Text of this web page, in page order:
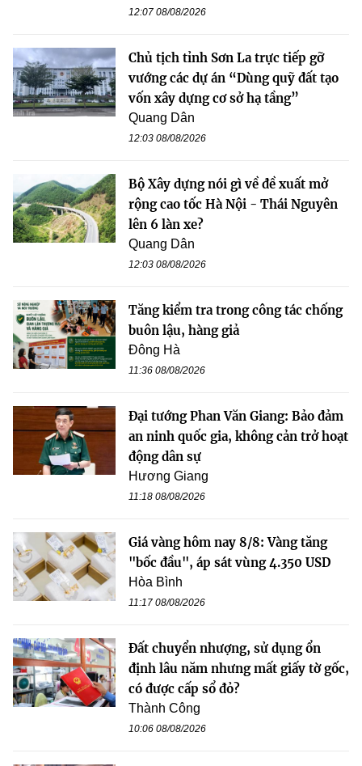
12:07 08/08/2026
Chủ tịch tỉnh Sơn La trực tiếp gỡ
vướng các dự án “Dùng quỹ đất tạo
vốn xây dựng cơ sở hạ tầng”
Quang Dân
12:03 08/08/2026
Bộ Xây dựng nói gì về đề xuất mở
rộng cao tốc Hà Nội - Thái Nguyên
lên 6 làn xe?
Quang Dân
12:03 08/08/2026
Tăng kiểm tra trong công tác chống
buôn lậu, hàng giả
Đông Hà
11:36 08/08/2026
Đại tướng Phan Văn Giang: Bảo đảm
an ninh quốc gia, không cản trở hoạt
động dân sự
Hương Giang
11:18 08/08/2026
Giá vàng hôm nay 8/8: Vàng tăng
"bốc đầu", áp sát vùng 4.350 USD
Hòa Bình
11:17 08/08/2026
Đất chuyển nhượng, sử dụng ổn
định lâu năm nhưng mất giấy tờ gốc,
có được cấp sổ đỏ?
Thành Công
10:06 08/08/2026